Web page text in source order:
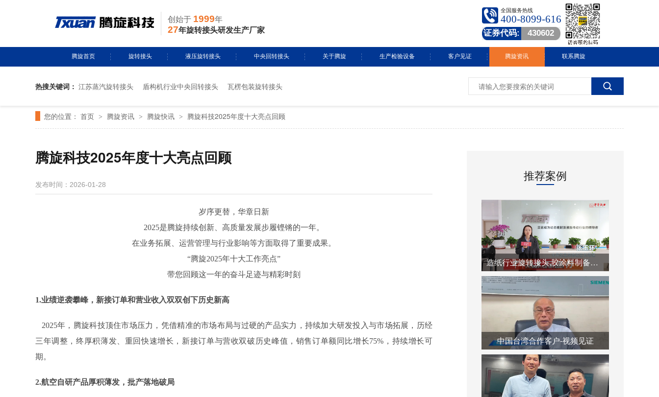
创始于 1999年
27年旋转接头研发生产厂家
全国服务热线
400-8099-616
证券代码: 430602
腾旋首页 旋转接头
水用旋转接头
导热油旋转接头
切削液旋转接头
旋转接头配件
液压旋转接头
风电液压滑环
多通路旋转接头定制
中央回转接头
挖掘机旋转接头
履带吊旋转接头
起重机旋转接头
属具旋转接头
高空作业车旋转接头
关于腾旋 生产检验设备 客户见证 腾旋资讯
腾旋快讯
行业动态
联系腾旋
热搜关键词： 江苏蒸汽旋转接头 盾构机行业中央回转接头 瓦楞包装旋转接头
您的位置： 首页 > 腾旋资讯 > 腾旋快讯 > 腾旋科技2025年度十大亮点回顾
腾旋科技2025年度十大亮点回顾
发布时间：2026-01-28
岁序更替，华章日新
2025是腾旋持续创新、高质量发展步履铿锵的一年。
在业务拓展、运营管理与行业影响等方面取得了重要成果。
“腾旋2025年十大工作亮点”
带您回顾这一年的奋斗足迹与精彩时刻
1.业绩逆袭攀峰，新接订单和营业收入双双创下历史新高
2025年，腾旋科技顶住市场压力，凭借精准的市场布局与过硬的产品实力，持续加大研发投入与市场拓展，历经
三年调整，终厚积薄发、重回快速增长，新接订单与营收双破历史峰值，销售订单额同比增长75%，持续增长可
期。
2.航空自研产品厚积薄发，批产落地破局
推荐案例
造纸行业旋转接头,胶涂料制备系统,蒸汽冷凝水系统运用
中国台湾合作客户-视频见证